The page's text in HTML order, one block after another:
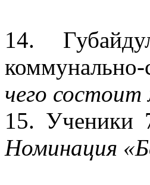
14.
чего
15.
Номинация